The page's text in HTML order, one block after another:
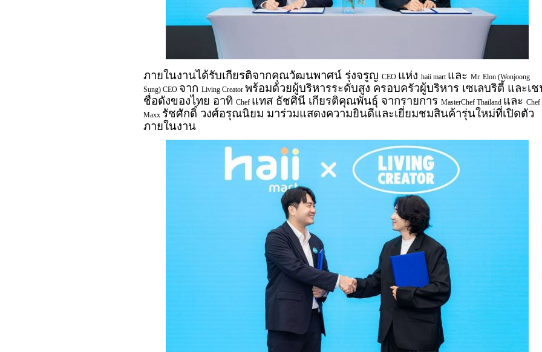
ภายในงานได้รับเกียรติจากคุณวัฒนพาศน์ รุ่งจรูญ CEO แห่ง haii mart และ Mr. Elon (Wonjoong
Sung) CEO จาก Living Creator พร้อมด้วยผู้บริหารระดับสูง ครอบครัวผู้บริหาร เซเลบริตี้ และเ
ชื่อดังของไทย อาทิ Chef แทส ธัชศินี เกียรติคุณพันธุ์ จากรายการ MasterChef Thailand และ Chef
Maxx รัชศักดิ์ วงศ์อรุณนิยม มาร่วมแสดงความยินดีและเยี่ยมชมสินค้ารุ่นใหม่ที่เปิดตัว
ภายในงาน